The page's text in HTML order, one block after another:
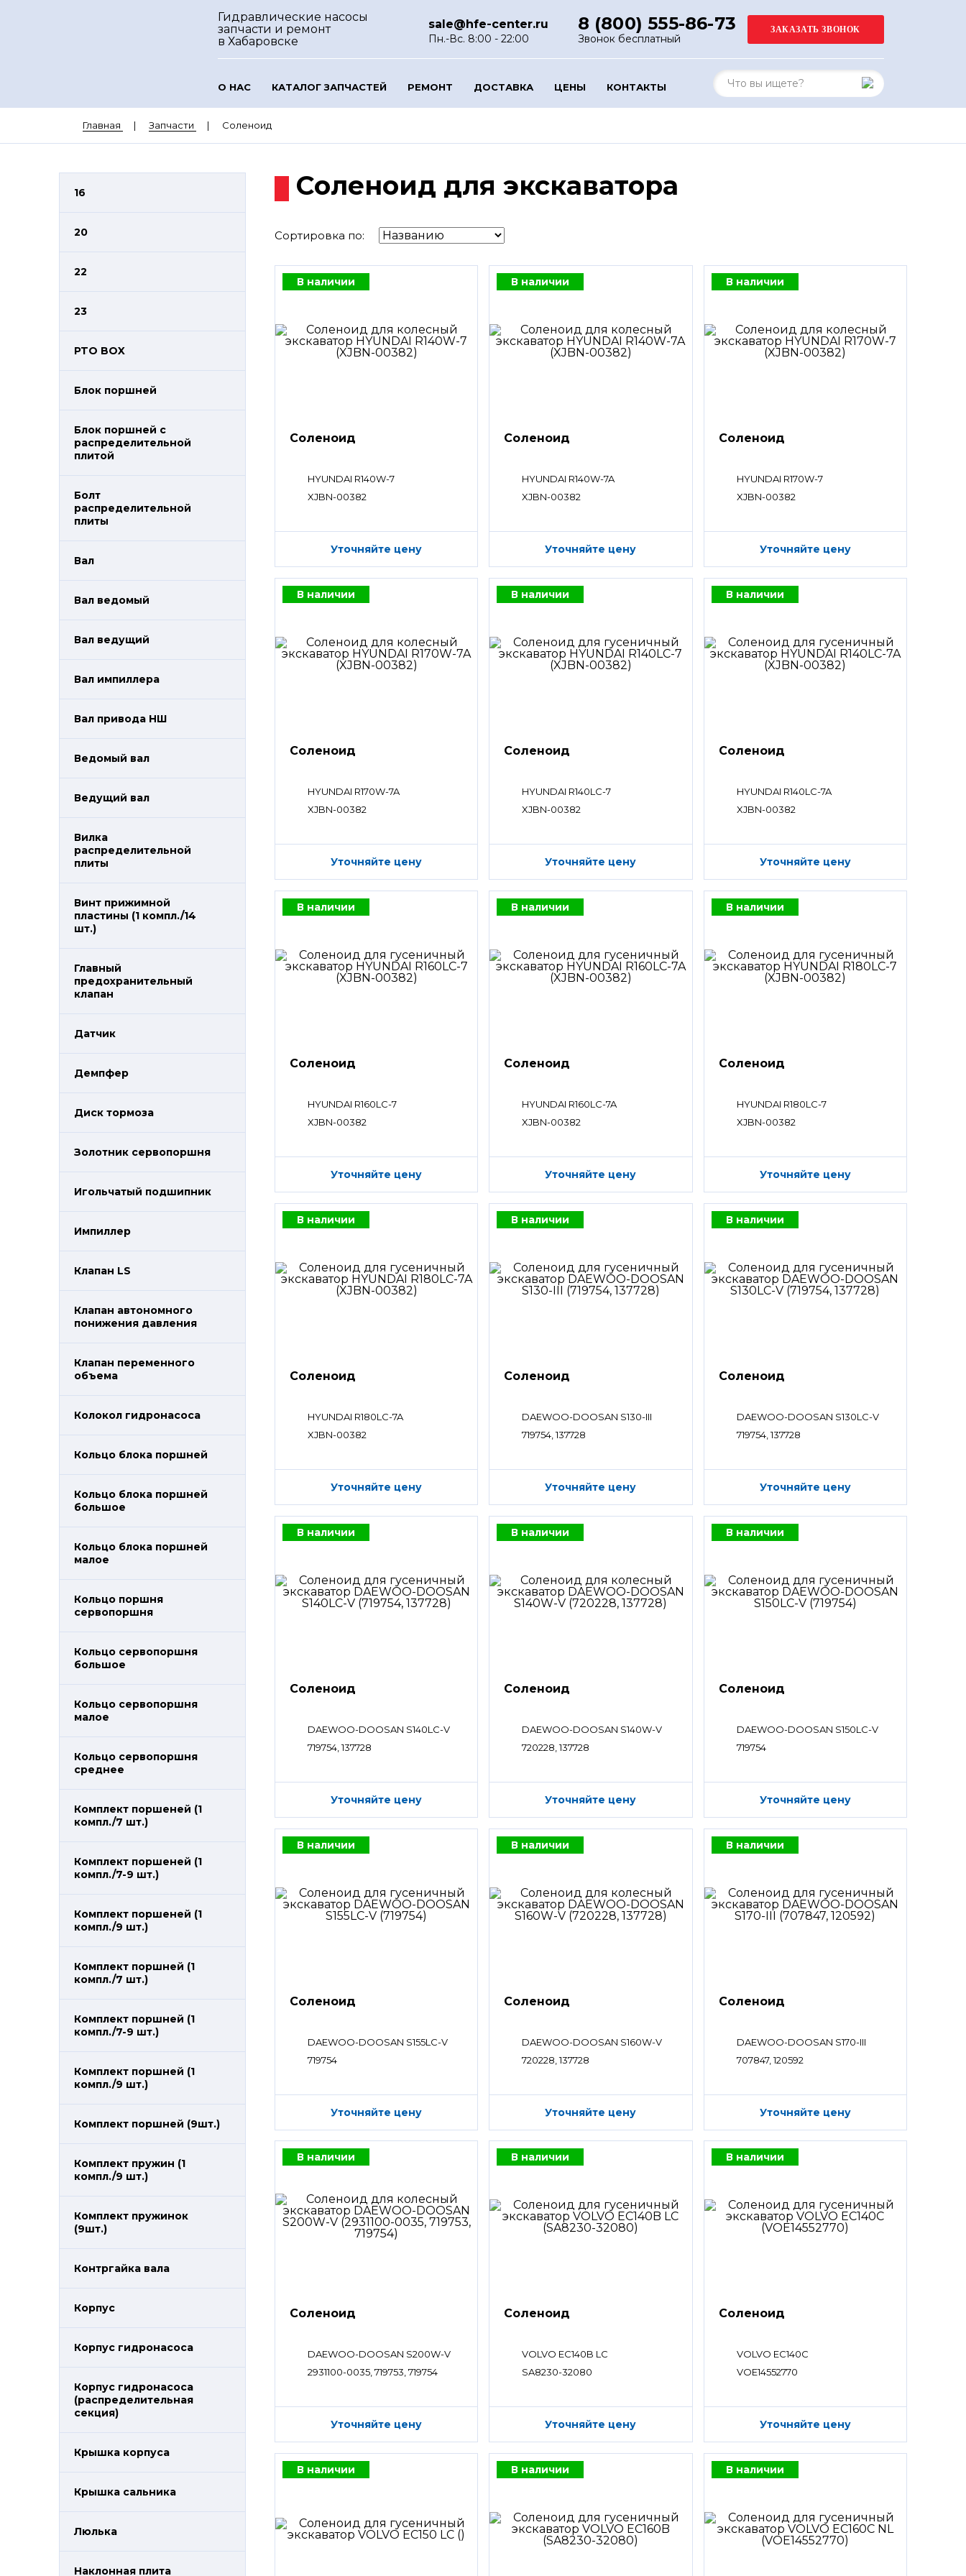
Гидравлические насосы
запчасти и ремонт
в Хабаровске
sale@hfe-center.ru
Пн.-Вс. 8:00 - 22:00
8 (800) 555-86-73
Звонок бесплатный
О НАС КАТАЛОГ ЗАПЧАСТЕЙ РЕМОНТ ДОСТАВКА ЦЕНЫ КОНТАКТЫ
Главная Запчасти Соленоид
16
20
22
23
PTO BOX
Блок поршней
Блок поршней c
распределительной
плитой
Болт
распределительной
плиты
Вал
Вал ведомый
Вал ведущий
Вал импиллера
Вал привода НШ
Ведомый вал
Ведущий вал
Вилка
распределительной
плиты
Винт прижимной
пластины (1 компл./14
шт.)
Главный
предохранительный
клапан
Датчик
Демпфер
Диск тормоза
Золотник сервопоршня
Игольчатый подшипник
Импиллер
Клапан LS
Клапан автономного
понижения давления
Клапан переменного
объема
Колокол гидронасоса
Кольцо блока поршней
Кольцо блока поршней
большое
Кольцо блока поршней
малое
Кольцо поршня
сервопоршня
Кольцо сервопоршня
большое
Кольцо сервопоршня
малое
Кольцо сервопоршня
среднее
Комплект поршеней (1
компл./7 шт.)
Комплект поршеней (1
компл./7-9 шт.)
Комплект поршеней (1
компл./9 шт.)
Комплект поршней (1
компл./7 шт.)
Комплект поршней (1
компл./7-9 шт.)
Комплект поршней (1
компл./9 шт.)
Комплект поршней (9шт.)
Комплект пружин (1
компл./9 шт.)
Комплект пружинок
(9шт.)
Контргайка вала
Корпус
Корпус гидронасоса
Корпус гидронасоса
(распределительная
секция)
Крышка корпуса
Крышка сальника
Люлька
Наклонная плита
Соленоид для экскаватора
Сортировка по:
В наличии
Соленоид
HYUNDAI R140W-7
XJBN-00382
Уточняйте цену
В наличии
Соленоид
HYUNDAI R140W-7A
XJBN-00382
Уточняйте цену
В наличии
Соленоид
HYUNDAI R170W-7
XJBN-00382
Уточняйте цену
В наличии
Соленоид
HYUNDAI R170W-7A
XJBN-00382
Уточняйте цену
В наличии
Соленоид
HYUNDAI R140LC-7
XJBN-00382
Уточняйте цену
В наличии
Соленоид
HYUNDAI R140LC-7A
XJBN-00382
Уточняйте цену
В наличии
Соленоид
HYUNDAI R160LC-7
XJBN-00382
Уточняйте цену
В наличии
Соленоид
HYUNDAI R160LC-7A
XJBN-00382
Уточняйте цену
В наличии
Соленоид
HYUNDAI R180LC-7
XJBN-00382
Уточняйте цену
В наличии
Соленоид
HYUNDAI R180LC-7A
XJBN-00382
Уточняйте цену
В наличии
Соленоид
DAEWOO-DOOSAN S130-III
719754, 137728
Уточняйте цену
В наличии
Соленоид
DAEWOO-DOOSAN S130LC-V
719754, 137728
Уточняйте цену
В наличии
Соленоид
DAEWOO-DOOSAN S140LC-V
719754, 137728
Уточняйте цену
В наличии
Соленоид
DAEWOO-DOOSAN S140W-V
720228, 137728
Уточняйте цену
В наличии
Соленоид
DAEWOO-DOOSAN S150LC-V
719754
Уточняйте цену
В наличии
Соленоид
DAEWOO-DOOSAN S155LC-V
719754
Уточняйте цену
В наличии
Соленоид
DAEWOO-DOOSAN S160W-V
720228, 137728
Уточняйте цену
В наличии
Соленоид
DAEWOO-DOOSAN S170-III
707847, 120592
Уточняйте цену
В наличии
Соленоид
DAEWOO-DOOSAN S200W-V
2931100-0035, 719753, 719754
Уточняйте цену
В наличии
Соленоид
VOLVO EC140B LC
SA8230-32080
Уточняйте цену
В наличии
Соленоид
VOLVO EC140C
VOE14552770
Уточняйте цену
В наличии В наличии В наличии